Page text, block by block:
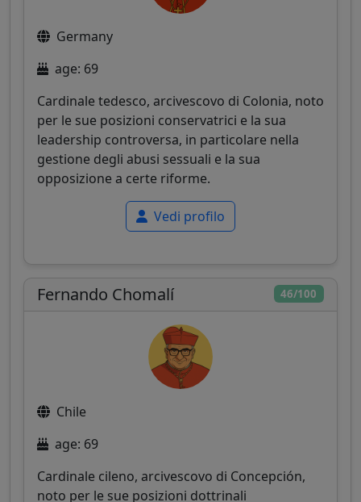
Germany
age: 69
Cardinale tedesco, arcivescovo di Colonia, noto
per le sue posizioni conservatrici e la sua
leadership controversa, in particolare nella
gestione degli abusi sessuali e la sua
opposizione a certe riforme.
Vedi profilo
46/100
Fernando Chomalí
Chile
age: 69
Cardinale cileno, arcivescovo di Concepción,
noto per le sue posizioni dottrinali